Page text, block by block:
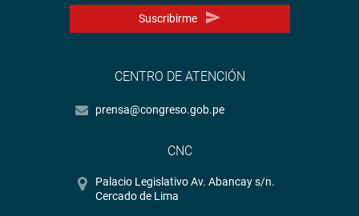
Suscribirme
CENTRO DE ATENCIÓN
prensa@congreso.gob.pe
CNC
Palacio Legislativo Av. Abancay s/n.
Cercado de Lima